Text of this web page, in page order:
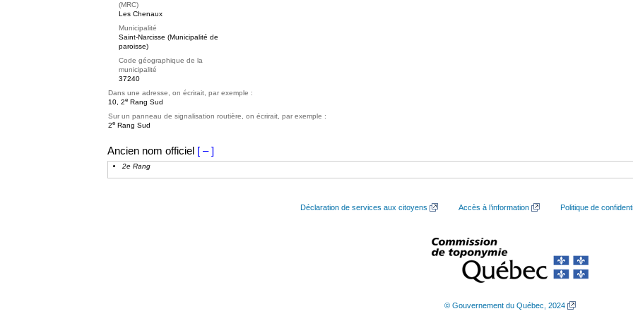
(MRC)
Les Chenaux
Municipalité
Saint-Narcisse (Municipalité de
paroisse)
Code géographique de la
municipalité
37240
Dans une adresse, on écrirait, par exemple :
10, 2e Rang Sud
Sur un panneau de signalisation routière, on écrirait, par exemple :
2e Rang Sud
Ancien nom officiel [ – ]
2e Rang
Déclaration de services aux citoyens Accès à l’information Politique de
© Gouvernement du Québec, 2024